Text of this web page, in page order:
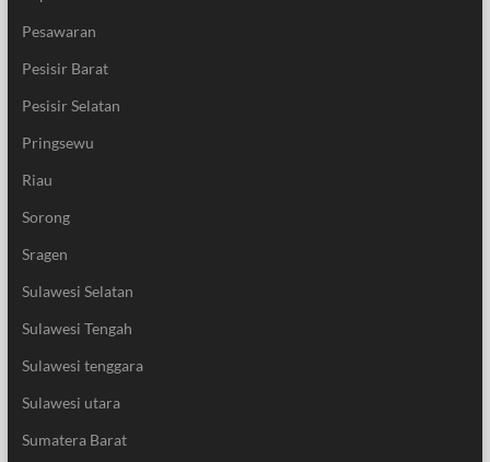
Pesawaran
Pesisir Barat
Pesisir Selatan
Pringsewu
Riau
Sorong
Sragen
Sulawesi Selatan
Sulawesi Tengah
Sulawesi tenggara
Sulawesi utara
Sumatera Barat